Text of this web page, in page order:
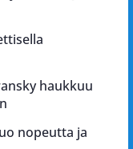
haukkuu
nopeutta ja